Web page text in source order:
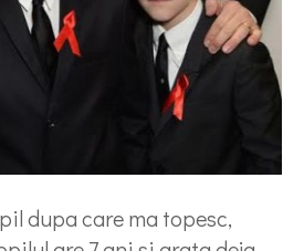
dupa care ma topesc,